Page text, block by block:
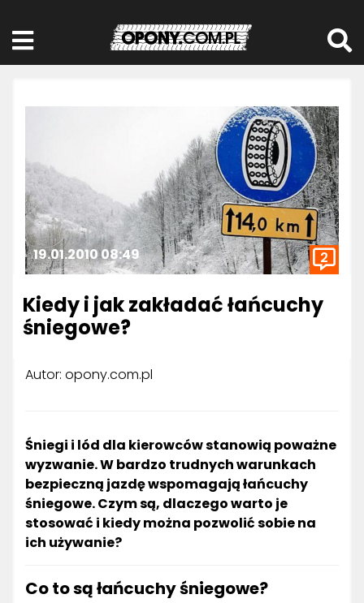
19.01.2010 08:49 2
Kiedy i jak zakładać łańcuchy
śniegowe?
Autor: opony.com.pl
Śniegi i lód dla kierowców stanowią poważne
wyzwanie. W bardzo trudnych warunkach
bezpieczną jazdę wspomagają łańcuchy
śniegowe. Czym są, dlaczego warto je
stosować i kiedy można pozwolić sobie na
ich używanie?
Co to są łańcuchy śniegowe?